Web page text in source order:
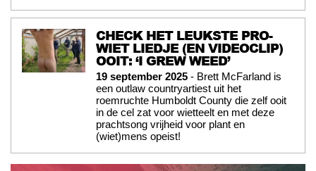
CHECK HET LEUKSTE PRO-
WIET LIEDJE (EN VIDEOCLIP)
OOIT: ‘I GREW WEED’
19 september 2025 - Brett McFarland is
een outlaw countryartiest uit het
roemruchte Humboldt County die zelf ooit
in de cel zat voor wietteelt en met deze
prachtsong vrijheid voor plant en
(wiet)mens opeist!